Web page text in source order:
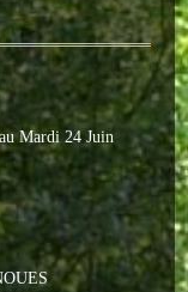
Mardi 24 Juin